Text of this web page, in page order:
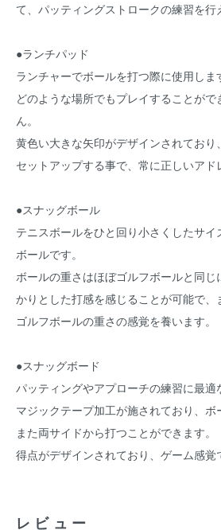
て、パッティングストロークの練習を行
●ランチパッド
ランチャーでボールを打つ際に使用しま
どのような場所でもプレイすることが
ん。
黄色い大きな矢印がデザインされており
セットアップする事で、常に正しいアド
●スナッグボール
テニスボールをひと回り小さくしたサ
ボールです。
ボールの重さはほぼゴルフボールと同じ
かりとした打感を感じることが可能で、
ゴルフボールの重さの感覚を養います。
●スナッグボード
パッティングやアプローチの練習に最適
マジックテープ加工が施されており、ボ
また両サイドから打つことができます。
得点がデザインされており、ゲーム感覚
レビュー